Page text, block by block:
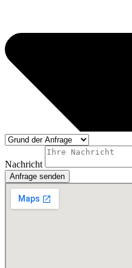
Nachricht
Anfrage senden